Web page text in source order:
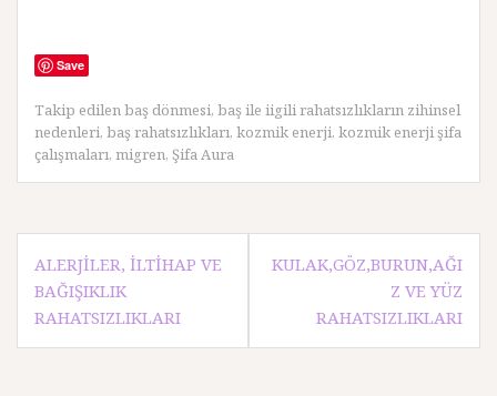
Save
Takip edilenbaş dönmesi, baş ile iigili rahatsızlıkların zihinsel
nedenleri, baş rahatsızlıkları, kozmik enerji, kozmik enerji şifa
çalışmaları, migren, Şifa Aura
Y
z
ALERJILER, İLTIHAP VE
BAĞIŞIKLIK
RAHATSIZLIKLARI
KULAK,GÖZ,BURUN,AĞI
Z VE YÜZ
RAHATSIZLIKLARI